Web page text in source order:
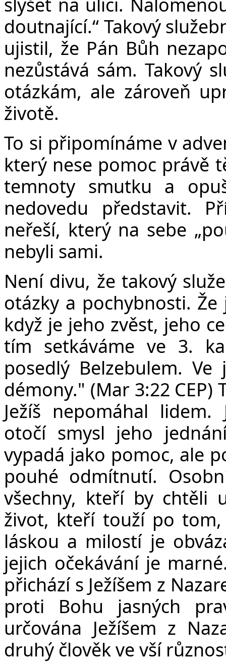
doutnající.“ Takový
ujistil, že Pán Bůh
nezůstává sám. Takový
otázkám, ale zároveň
životě.
To si připomínáme v
který nese pomoc právě
temnoty smutku a
nedovedu představit.
neřeší, který na sebe
nebyli sami.
Není divu, že takový
otázky a pochybnosti.
když je jeho zvěst, jeho
tím setkáváme ve 3.
posedlý Belzebulem.
démony." (Mar 3:22 CEP)
Ježíš nepomáhal
otočí smysl jeho
vypadá jako pomoc, ale
pouhé odmítnutí.
všechny, kteří by chtěli
život, kteří touží po
láskou a milostí je
jejich očekávání je
přichází s Ježíšem z
proti Bohu jasných
určována Ježíšem z
druhý člověk ve vší